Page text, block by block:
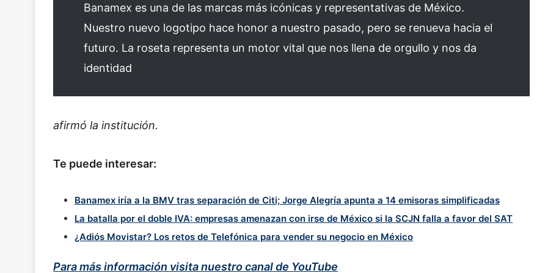
Banamex es una de las marcas más icónicas y representativas de México.
Nuestro nuevo logotipo hace honor a nuestro pasado, pero se renueva hacia el
futuro. La roseta representa un motor vital que nos llena de orgullo y nos da
identidad
afirmó la institución.
Te puede interesar:
Banamex iría a la BMV tras separación de Citi; Jorge Alegría apunta a 14 emisoras simplificadas
La batalla por el doble IVA: empresas amenazan con irse de México si la SCJN falla a favor del SAT
¿Adiós Movistar? Los retos de Telefónica para vender su negocio en México
Para más información visita nuestro canal de YouTube